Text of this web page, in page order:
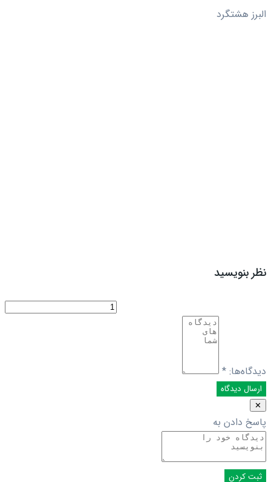
البرز هشتگرد
نظر بنویسید
دیدگاه‌ها: *
✕
پاسخ دادن به